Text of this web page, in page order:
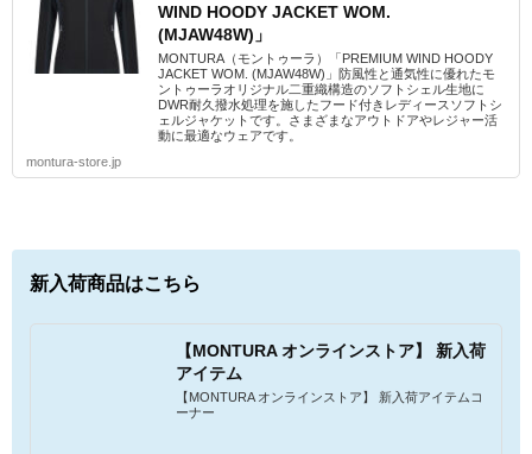
WIND HOODY JACKET WOM.
(MJAW48W)」
MONTURA（モントゥーラ）「PREMIUM WIND HOODY
JACKET WOM. (MJAW48W)」防風性と通気性に優れたモ
ントゥーラオリジナル二重織構造のソフトシェル生地に
DWR耐久撥水処理を施したフード付きレディースソフトシ
ェルジャケットです。さまざまなアウトドアやレジャー活
動に最適なウェアです。
montura-store.jp
新入荷商品はこちら
【MONTURA オンラインストア】 新入荷
アイテム
【MONTURA オンラインストア】 新入荷アイテムコ
ーナー